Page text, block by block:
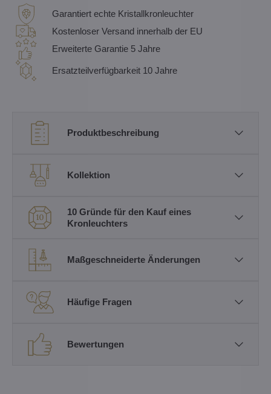
Garantiert echte Kristallkronleuchter
Kostenloser Versand innerhalb der EU
Erweiterte Garantie 5 Jahre
Ersatzteilverfügbarkeit 10 Jahre
Produktbeschreibung
Kollektion
10 Gründe für den Kauf eines
Kronleuchters
Maßgeschneiderte Änderungen
Häufige Fragen
Bewertungen